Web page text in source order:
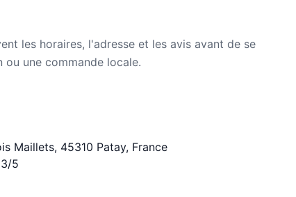
les horaires, l'adresse et les avis avant de se
une commande locale.
Maillets, 45310 Patay, France
5